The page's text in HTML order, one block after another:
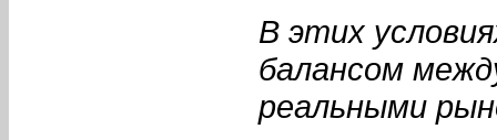
В этих
балансом
реальными